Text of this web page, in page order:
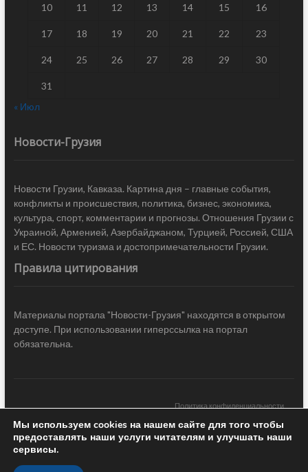
10 11 12 13 14 15 16
17 18 19 20 21 22 23
24 25 26 27 28 29 30
31
« Июл
Новости-Грузия
Новости Грузии, Кавказа. Картина дня – главные события,
конфликты и происшествия, политика, бизнес, экономика,
культура, спорт, комментарии и прогнозы. Отношения Грузии с
Украиной, Арменией, Азербайджаном, Турцией, Россией, США
и ЕС. Новости туризма и достопримечательности Грузии.
Правила цитирования
Материалы портала "Новости-Грузия" находятся в открытом
доступе. При использовании гиперссылка на портал
обязательна.
Политика конфиденциальности
Новости Грузии| Black Sea Press LTD © 2020 All Rights Reserved /
Design & development —
Мы используем cookies на нашем сайте для того чтобы
предоставлять наши услуги читателям и улучшать наши
сервисы.